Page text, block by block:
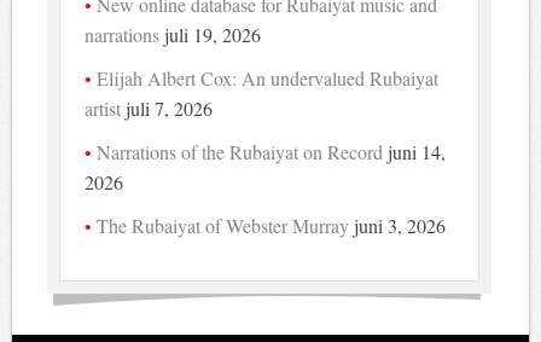
narrations juli 19, 2026
Elijah Albert Cox: An undervalued Rubaiyat
artist juli 7, 2026
Narrations of the Rubaiyat on Record juni 14,
2026
The Rubaiyat of Webster Murray juni 3, 2026